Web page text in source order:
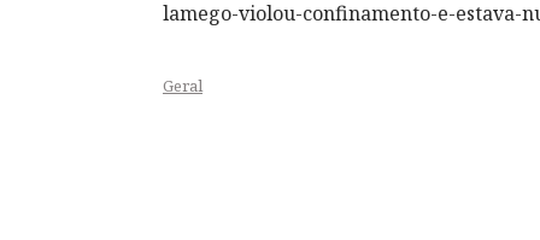
lamego-violou-confinamento-e-estava-
Geral